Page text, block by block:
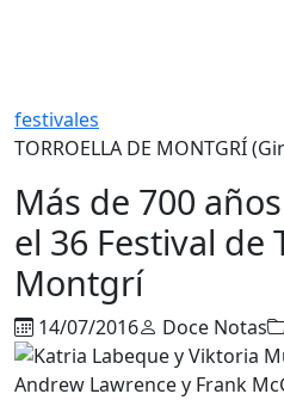
festivales
TORROELLA DE MONTGRÍ
Más de 700
el 36 Festival de
Montgrí
14/07/2016 Doce Notas